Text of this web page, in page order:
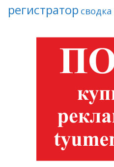
регистратор сводка